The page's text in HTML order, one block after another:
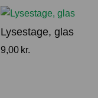
Lysestage, glas
9,00 kr.